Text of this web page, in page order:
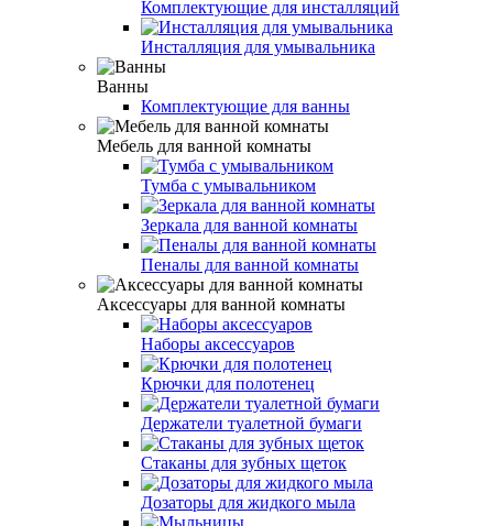
Комплектующие для инсталляций
Инсталляция для умывальника
Ванны
Комплектующие для ванны
Мебель для ванной комнаты
Тумба с умывальником
Зеркала для ванной комнаты
Пеналы для ванной комнаты
Аксессуары для ванной комнаты
Наборы аксессуаров
Крючки для полотенец
Держатели туалетной бумаги
Стаканы для зубных щеток
Дозаторы для жидкого мыла